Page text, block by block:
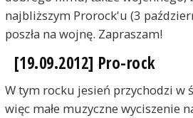
najbliższym Prorock'u (3
poszła na wojnę. Zapraszam!
[19.09.2012] Pro-rock
W tym rocku jesień przychodzi w
więc małe muzyczne wyciszenie